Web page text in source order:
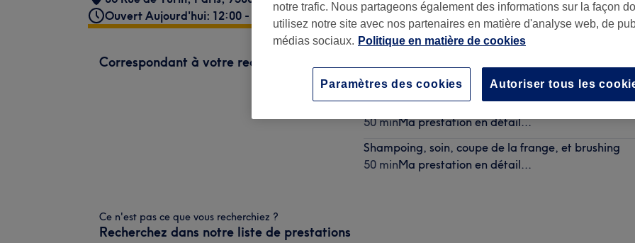
Ouvert Aujourd'hui: 12:00 - 20:00
Correspondant à votre recherche
50 minMa prestation en détail...
Shampoing, soin, coupe des pointes (max 5cm) et
50 minMa prestation en détail...
Shampoing, soin, coupe de la frange, et brushing
50 minMa prestation en détail...
Ce n'est pas ce que vous recherchiez ?
Recherchez dans notre liste de prestations
notre trafic. Nous partageons également des informations sur la façon
utilisez notre site avec nos partenaires en matière d'analyse web, de
médias sociaux. Politique en matière de cookies
Autoriser tous les
Paramètres des cookies